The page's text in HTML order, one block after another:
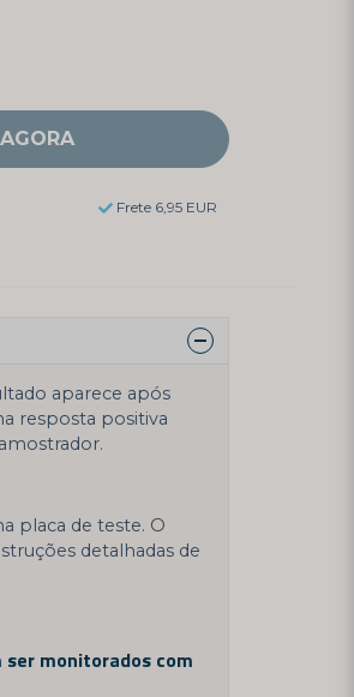
Frete 6,95 EUR
aparece após
resposta positiva
placa de teste. O
detalhadas de
ser monitorados com